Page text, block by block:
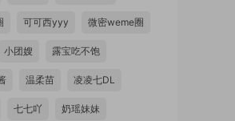
可可西yyy 微密weme圈
小团嫂 露宝吃不饱
温柔苗 凌凌七DL
七七吖 奶瑶妹妹